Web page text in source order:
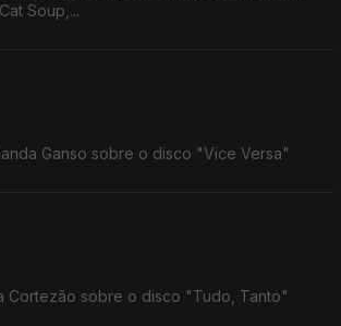
Soup,...
Ganso sobre o disco "Vice Versa"
Cortezão sobre o disco "Tudo, Tanto"